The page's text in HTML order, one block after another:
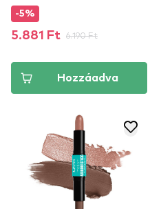
-5%
5.881 Ft 6.190 Ft
Hozzáadva